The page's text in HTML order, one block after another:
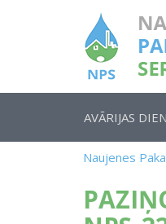
AVĀRIJAS
Naujenes